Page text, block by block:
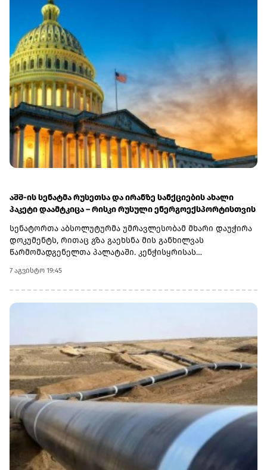
აშშ-ის სენატმა რუსეთსა და ირანზე სანქციების ახალი
პაკეტი დაამტკიცა – რისკი რუსული ენერგოექსპორტისთვის
სენატორთა აბსოლუტურმა უმრავლესობამ მხარი დაუჭირა
დოკუმენტს, რითაც გზა გაეხსნა მის განხილვას
წარმომადგენელთა პალატაში. კენჭისყრისას
წინააღმდეგ კანონპროექტზე, სახელწოდებით „ლინდსი ო.
გრემის 2026 წლის სანქციების აქტი რუსეთისა და ირანის
წინააღმდეგ“. საბოლოო დათვლით შედეგი 86 ხმა 11-ის
აშშ-ის პრეზიდენტმა დონალდ ტრამპმა უნდა მოაწეროს
ხელი. უცნობია, როდის განიხილავს კანონპროექტს
პალატა.კანონპროექტის ინიციატორად დასახელებულია
სენატორი ლინდსი გრემი, რომელიც 2026 წლის 11 ივლისს
გარდაიცვალა. „ეს კანონი პუტინს მტკივნეულ ადგილზე
ურტყამს“, - განაცხადა მისმა დამ დარლინ გრემ ნორდონმა,
რომელმაც სენატში მისი ადგილი დაიკავა.„დღეს ზელენსკი
ამას უკრაინიდან აკვირდება, ხოლო პუტინი - მოსკოვიდან“,
- განაცხადა სენატორმა რიჩარდ ბლუმენთალმა,
დემოკრატმა კონექტიკუტის შტატიდან, რომელიც სამხრეთ
კაროლინას აწგანსვენებულ სენატორ ლინდსი გრემთან
ერთად მუშაობდა სანქციების პაკეტზე. „მინდა ვიფიქრო,
7 აგვისტო 19:45